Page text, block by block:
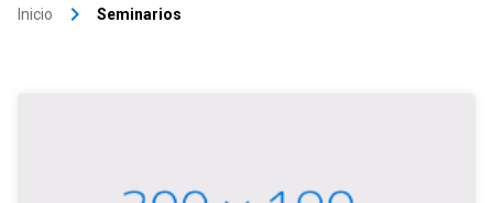
Inicio keyboard_arrow_right Seminarios